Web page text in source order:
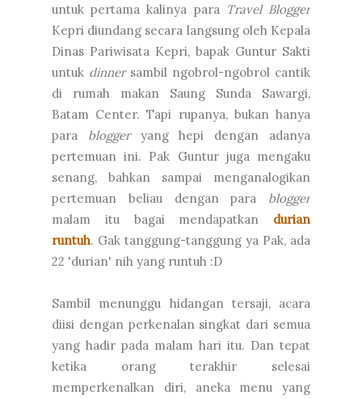
untuk pertama kalinya para Travel Blogger
Kepri diundang secara langsung oleh Kepala
Dinas Pariwisata Kepri, bapak Guntur Sakti
untuk dinnersambil ngobrol-ngobrol cantik
di rumah makan Saung Sunda Sawargi,
Batam Center. Tapi rupanya, bukan hanya
para bloggeryang hepi dengan adanya
pertemuan ini. Pak Guntur juga mengaku
senang, bahkan sampai menganalogikan
pertemuan beliau dengan para blogger
malam itu bagai mendapatkan durian
runtuh. Gak tanggung-tanggung ya Pak, ada
22 'durian' nih yang runtuh :D
Sambil menunggu hidangan tersaji, acara
diisi dengan perkenalan singkat dari semua
yang hadir pada malam hari itu. Dan tepat
ketika orang terakhir selesai
memperkenalkan diri, aneka menu yang